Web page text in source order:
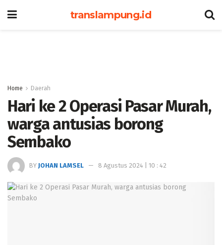
translampung.id
Home Daerah
Hari ke 2 Operasi Pasar Murah,
warga antusias borong
Sembako
BY JOHAN LAMSEL 8 Agustus 2024 | 10 : 42